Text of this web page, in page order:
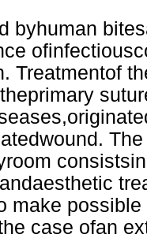
byhuman
Treatmentof
make
case ofan